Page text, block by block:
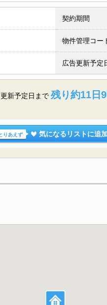
契約期間
物件管理コー
広告更新予定
新予定日まで 残り約11日
りあえず 気になるリストに追